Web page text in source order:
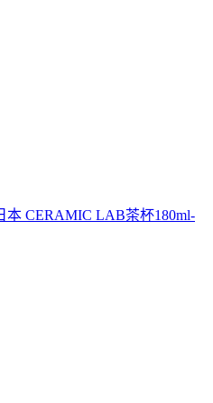
CERAMIC LAB茶杯180ml-